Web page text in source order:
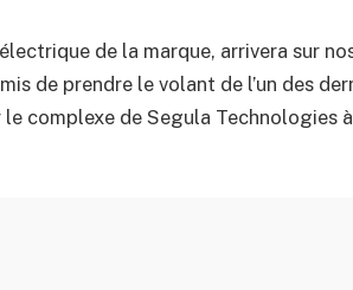
de la marque, arrivera sur
de prendre le volant de l’un des
complexe de Segula Technologies